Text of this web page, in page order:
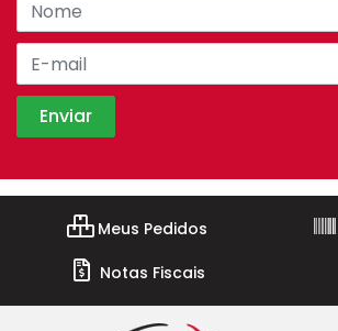
Meus Pedidos
Notas Fiscais